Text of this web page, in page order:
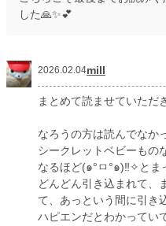
した🙏✨💕
2026.02.04mill
まとめて読ませていただ
なろうの方は読んでなか
シークレットベビーもの
なるほど(๑°ㅁ°๑)‼️✧とま
どんどん引き込まれて、
て、あっという間に引き
ハピエンだとわかってい